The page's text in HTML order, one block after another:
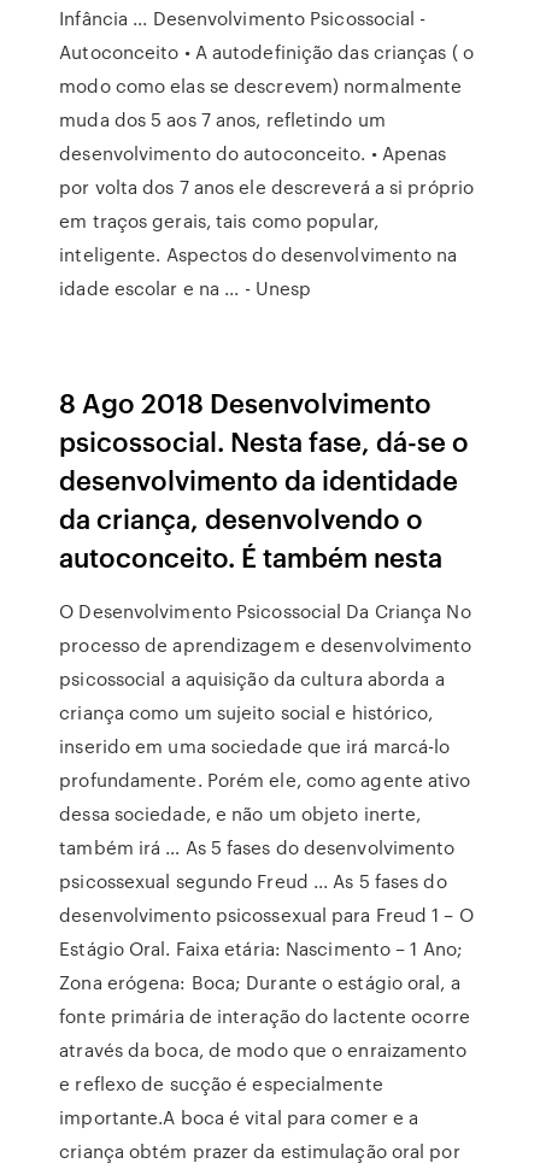
Infância ... Desenvolvimento Psicossocial -
Autoconceito • A autodefinição das crianças ( o
modo como elas se descrevem) normalmente
muda dos 5 aos 7 anos, refletindo um
desenvolvimento do autoconceito. • Apenas
por volta dos 7 anos ele descreverá a si próprio
em traços gerais, tais como popular,
inteligente. Aspectos do desenvolvimento na
idade escolar e na ... - Unesp
8 Ago 2018 Desenvolvimento
psicossocial. Nesta fase, dá-se o
desenvolvimento da identidade
da criança, desenvolvendo o
autoconceito. É também nesta
O Desenvolvimento Psicossocial Da Criança No
processo de aprendizagem e desenvolvimento
psicossocial a aquisição da cultura aborda a
criança como um sujeito social e histórico,
inserido em uma sociedade que irá marcá-lo
profundamente. Porém ele, como agente ativo
dessa sociedade, e não um objeto inerte,
também irá … As 5 fases do desenvolvimento
psicossexual segundo Freud ... As 5 fases do
desenvolvimento psicossexual para Freud 1 – O
Estágio Oral. Faixa etária: Nascimento – 1 Ano;
Zona erógena: Boca; Durante o estágio oral, a
fonte primária de interação do lactente ocorre
através da boca, de modo que o enraizamento
e reflexo de sucção é especialmente
importante.A boca é vital para comer e a
criança obtém prazer da estimulação oral por